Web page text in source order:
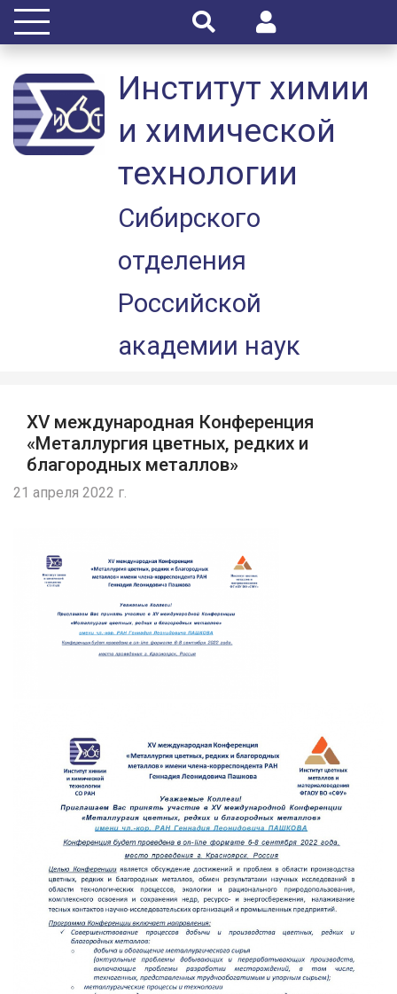
Институт химии
и химической
технологии
Сибирского
отделения
Российской
академии наук
XV международная Конференция
«Металлургия цветных, редких и
благородных металлов»
21 апреля 2022 г.